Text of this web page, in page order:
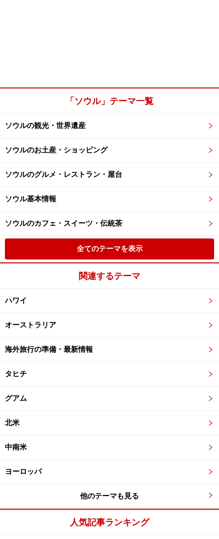
「ソウル」テーマ一覧
ソウルの観光・世界遺産
ソウルのお土産・ショッピング
ソウルのグルメ・レストラン・屋台
ソウル基本情報
ソウルのカフェ・スイーツ・伝統茶
全てのテーマを表示
関連するテーマ
ハワイ
オーストラリア
海外旅行の準備・最新情報
タヒチ
グアム
北米
中南米
ヨーロッパ
他のテーマも見る
人気記事ランキング